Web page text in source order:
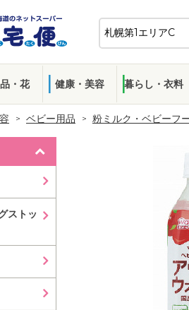
・花 健康・美容 暮らし・衣料
ベビー用品 粉ミルク・ベビーフ
ストッ